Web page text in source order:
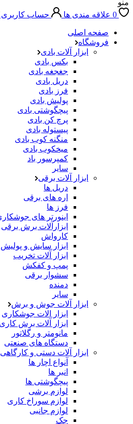
منو
0 علاقه مندی ها حساب کاربری
صفحه اصلی
فروشگاه
ابزار آلات بادی
بکس بادی
جغجغه بادی
دریل بادی
فرز بادی
پولیش بادی
پیچگوشتی بادی
پرچ کن بادی
پیستوله بادی
منگنه کوب بادی
میخکوب بادی
کمپرسور باد
سایر
ابزار آلات برقی
دریل ها
اره های برقی
فرز ها
اینورتر های
ابزارآلات برش برقی
کارواش
ابزار سایش و
ابزار آلات تخریب
پمپ و کفکش
سشوار برقی
دمنده
سایر
ابزار آلات جوش و برش
ابزار الات جوشکاری
ابزار آلات برش کاری
مانومتر و رگلاتور
دستگاه های صنعتی
ابزار آلات دستی و
آنواع اچار ها
انبر ها
پیچگوشتی ها
لوازم برشی
لوازم سوراخ کاری
لوازم جانبی
جک